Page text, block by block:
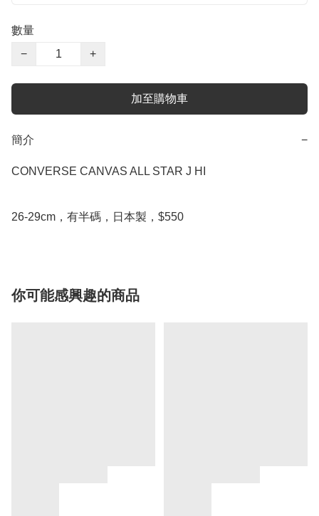
數量
−
+
加至購物車
簡介 −
CONVERSE CANVAS ALL STAR J HI
26-29cm，有半碼，日本製，$550
你可能感興趣的商品